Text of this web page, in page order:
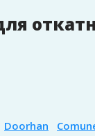
Doorhan